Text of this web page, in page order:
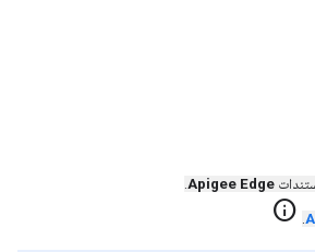
Apigee Edge
.
.
info